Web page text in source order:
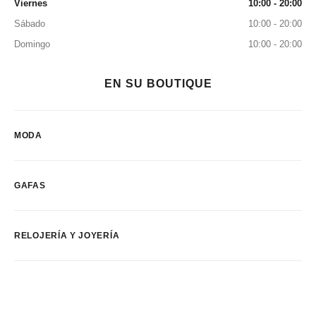
Viernes
10:00 - 20:00
Sábado
10:00 - 20:00
Domingo
10:00 - 20:00
EN SU BOUTIQUE
MODA
GAFAS
RELOJERÍA Y JOYERÍA